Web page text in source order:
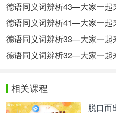
德语同义词辨析43—大家一起
德语同义词辨析41—大家一起
德语同义词辨析33—大家一起
德语同义词辨析32—大家一起
相关课程
脱口而